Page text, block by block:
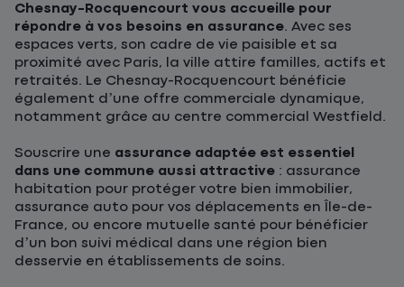
Chesnay-Rocquencourt vous accueille pour
répondre à vos besoins en assurance. Avec ses
espaces verts, son cadre de vie paisible et sa
proximité avec Paris, la ville attire familles, actifs et
retraités. Le Chesnay-Rocquencourt bénéficie
également d’une offre commerciale dynamique,
notamment grâce au centre commercial Westfield.
Souscrire une assurance adaptée est essentiel
dans une commune aussi attractive : assurance
habitation pour protéger votre bien immobilier,
assurance auto pour vos déplacements en Île-de-
France, ou encore mutuelle santé pour bénéficier
d’un bon suivi médical dans une région bien
desservie en établissements de soins.